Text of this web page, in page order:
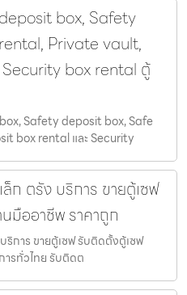
box, Safety
Private vault,
box rental ตู้
Safety deposit box, Safe
box rental และ Security
ก ตรัง บริการ ขายตู้เซฟ
มืออาชีพ ราคาถูก
ริการ ขายตู้เซฟ รับติดตั้งตู้เซฟ
รทั่วไทย รับติดต